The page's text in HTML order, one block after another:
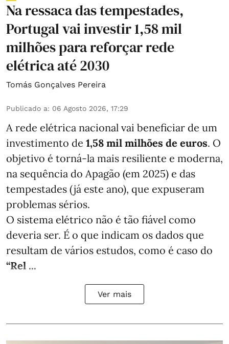
Na ressaca das tempestades,
Portugal vai investir 1,58 mil
milhões para reforçar rede
elétrica até 2030
Tomás Gonçalves Pereira
Publicado a: 06 Agosto 2026, 17:29
A rede elétrica nacional vai beneficiar de um
investimento de 1,58 mil milhões de euros. O
objetivo é torná-la mais resiliente e moderna,
na sequência do Apagão (em 2025) e das
tempestades (já este ano), que expuseram
problemas sérios.
O sistema elétrico não é tão fiável como
deveria ser. É o que indicam os dados que
resultam de vários estudos, como é caso do
“Rel ...
Ver mais